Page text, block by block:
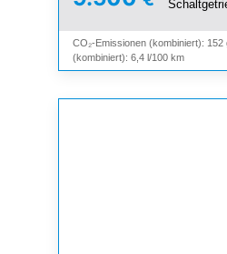
CO₂-Emissionen (kombiniert):
(kombiniert): 6,4 l/100 km